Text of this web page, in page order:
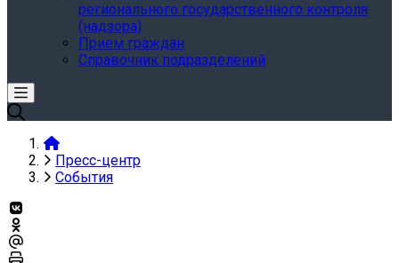
регионального государственного контроля
(надзора)
Прием граждан
Справочник подразделений
Пресс-центр
События